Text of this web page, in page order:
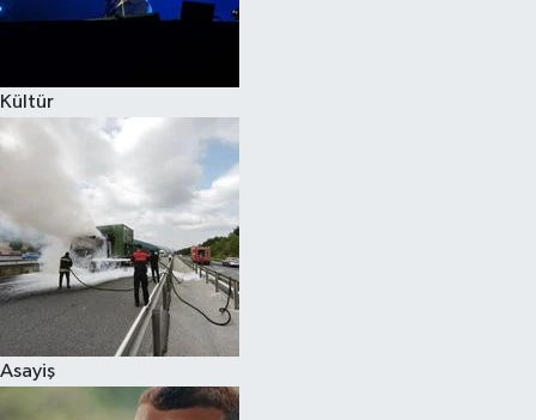
Kültür
Asayiş
Eğitim
Hava Durumu
Kadın
Kim kimdir?